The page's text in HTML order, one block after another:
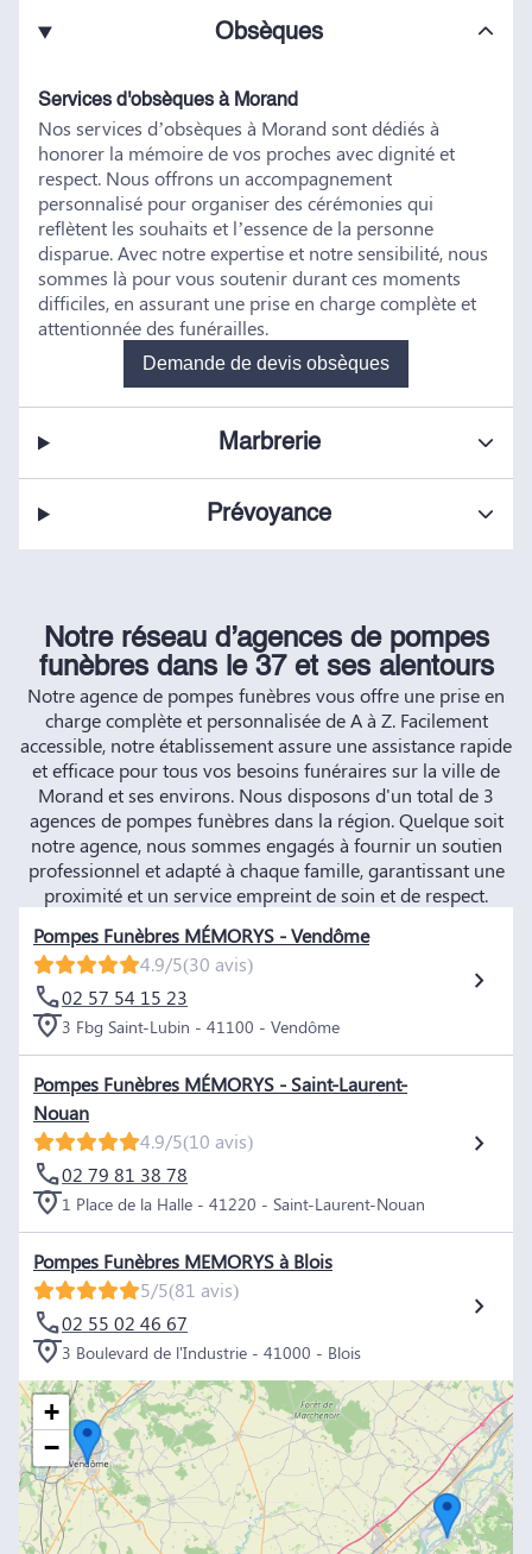
Obsèques
Services d'obsèques à Morand
Nos services d’obsèques à Morand sont dédiés à
honorer la mémoire de vos proches avec dignité et
respect. Nous offrons un accompagnement
personnalisé pour organiser des cérémonies qui
reflètent les souhaits et l’essence de la personne
disparue. Avec notre expertise et notre sensibilité, nous
sommes là pour vous soutenir durant ces moments
difficiles, en assurant une prise en charge complète et
attentionnée des funérailles.
Demande de devis obsèques
Marbrerie
Prévoyance
Notre réseau d’agences de pompes
funèbres dans le 37 et ses alentours
Notre agence de pompes funèbres vous offre une prise en
charge complète et personnalisée de A à Z. Facilement
accessible, notre établissement assure une assistance rapide
et efficace pour tous vos besoins funéraires sur la ville de
Morand et ses environs. Nous disposons d'un total de 3
agences de pompes funèbres dans la région. Quelque soit
notre agence, nous sommes engagés à fournir un soutien
professionnel et adapté à chaque famille, garantissant une
proximité et un service empreint de soin et de respect.
Pompes Funèbres MÉMORYS - Vendôme
4.9/5(30 avis)
02 57 54 15 23
3 Fbg Saint-Lubin - 41100 - Vendôme
Pompes Funèbres MÉMORYS - Saint-Laurent-
Nouan
4.9/5(10 avis)
02 79 81 38 78
1 Place de la Halle - 41220 - Saint-Laurent-Nouan
Pompes Funèbres MEMORYS à Blois
5/5(81 avis)
02 55 02 46 67
3 Boulevard de l'Industrie - 41000 - Blois
+
−